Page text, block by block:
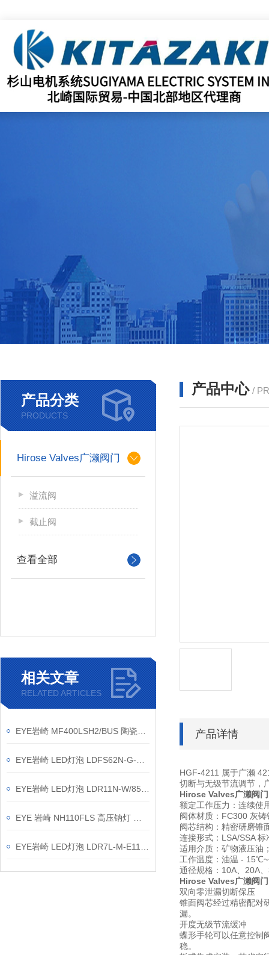
产品分类
PRODUCTS
Hirose Valves广濑阀门
溢流阀
截止阀
查看全部
相关文章
RELATED ARTICLES
产品中心 /
产品详情
HGF-4211 属于广濑
切断与无级节流调节，
Hirose Valves广濑阀
额定工作压力：连续使
阀体材质：FC300 灰
阀芯结构：精密研磨锥
连接形式：LSA/SSA
适用介质：矿物液压油
工作温度：油温 -
通径规格：10A、20A
Hirose Valves广濑阀
双向零泄漏切断保压
锥面阀芯经过精密配对
漏。
开度无级节流缓冲
蝶形手轮可以任意控制
稳。